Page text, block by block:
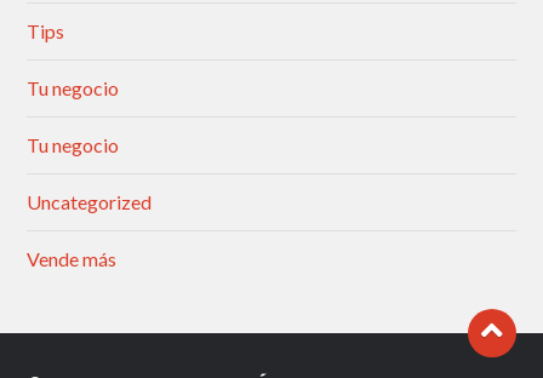
Tips
Tu negocio
Tu negocio
Uncategorized
Vende más